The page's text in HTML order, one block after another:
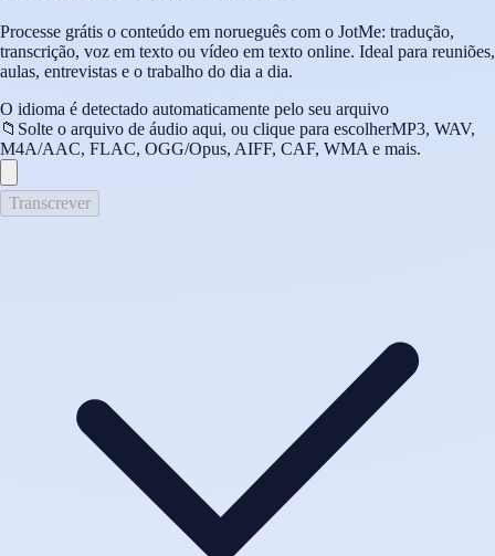
Processe grátis o conteúdo em norueguês com o JotMe: tradução,
transcrição, voz em texto ou vídeo em texto online. Ideal para reuniões,
aulas, entrevistas e o trabalho do dia a dia.
O idioma é detectado automaticamente pelo seu arquivo
📁 Solte o arquivo de áudio aqui, ou clique para escolherMP3, WAV,
M4A/AAC, FLAC, OGG/Opus, AIFF, CAF, WMA e mais.
Transcrever